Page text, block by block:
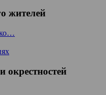
жителей
окрестностей